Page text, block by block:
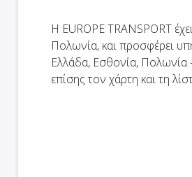
Η EUROPE TRANSPORT
Πολωνία, και προσφέρει
Ελλάδα, Εσθονία, Πολωνία
επίσης τον χάρτη και τη